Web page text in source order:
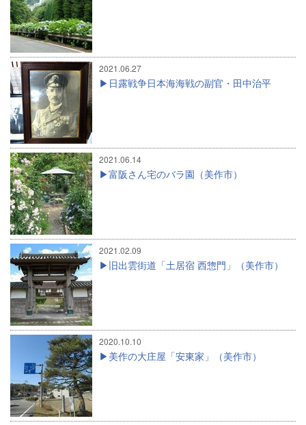
2021.06.27
日露戦争日本海海戦の副官・田中治平
2021.06.14
富阪さん宅のバラ園（美作市）
2021.02.09
旧出雲街道「土居宿 西惣門」（美作市）
2020.10.10
美作の大庄屋「安東家」（美作市）